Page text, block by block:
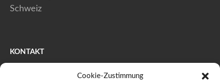
Cookie-Zustimmung
Schweiz
KONTAKT
+41 (0) 44 728 80 40